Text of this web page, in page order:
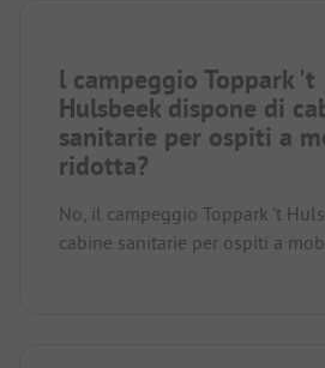
l campeggio Toppark 't
Hulsbeek dispone di
sanitarie per ospiti a
ridotta?
No, il campeggio Toppark 't
cabine sanitarie per ospiti a